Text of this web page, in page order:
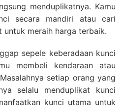
menduplikatnya. Kamu
secara mandiri atau cari
untuk meraih harga terbaik.
sepele keberadaan kunci
membeli kendaraan atau
setiap orang yang
selalu menduplikat kunci
kunci utama untuk